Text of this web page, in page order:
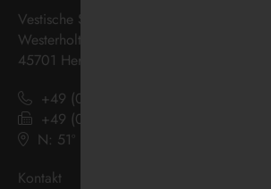
Vestische Straßenbahnen GmbH
Westerholter Straße 550
45701 Herten
+49 (0) 2366 186 - 0
+49 (0) 2366 186 - 444
N: 51º 36’ 38“ E: 07º 08’ 07“
Kontakt